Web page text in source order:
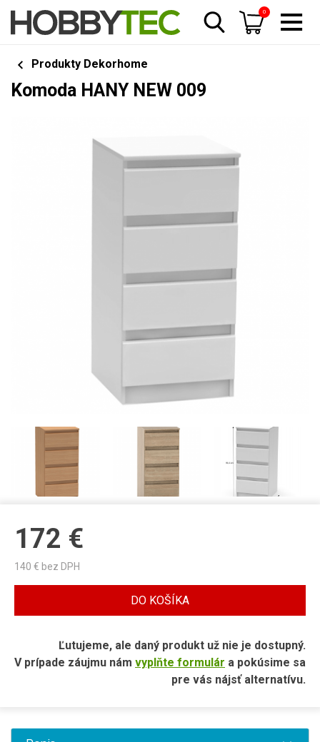
0
Produkty Dekorhome
Komoda HANY NEW 009
172 €
140 € bez DPH
DO KOŠÍKA
Ľutujeme, ale daný produkt už nie je dostupný.
V prípade záujmu nám vyplňte formulár a pokúsime sa
pre vás nájsť alternatívu.